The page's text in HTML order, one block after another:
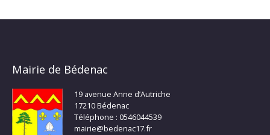
Mairie de Bédenac
19 avenue Anne d’Autriche
17210 Bédenac
Téléphone : 0546044539
mairie@bedenac17.fr